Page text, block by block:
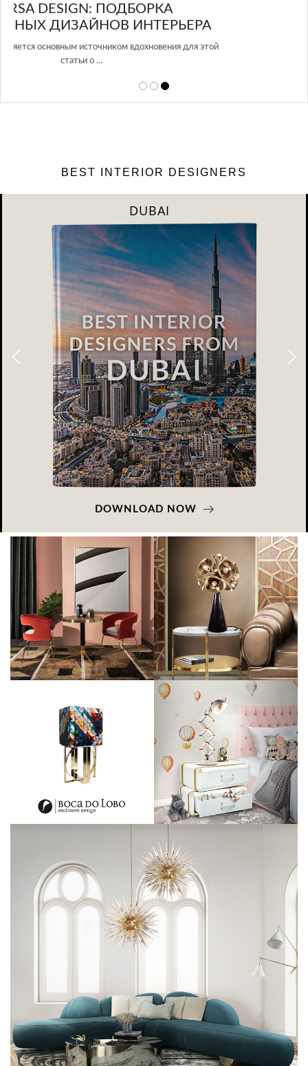
GLAZOV DESIGN GROUP – УНИКАЛЬНЫЙ
ПОДХОД К ДИЗАЙНУ
Glazov Design Group- это одна из лучших студий дизайна интерьера
BEST INTERIOR DESIGNERS
DUBAI
DOWNLOAD NOW